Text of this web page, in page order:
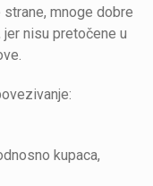
mnoge dobre
nisu pretočene u
kupaca,